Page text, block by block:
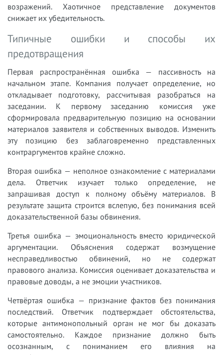
возражений. Хаотичное представление документов
снижает их убедительность.
Типичные ошибки и способы их
предотвращения
Первая распространённая ошибка — пассивность на
начальном этапе. Компания получает определение, но
откладывает подготовку, рассчитывая разобраться на
заседании. К первому заседанию комиссия уже
сформировала предварительную позицию на основании
материалов заявителя и собственных выводов. Изменить
эту позицию без заблаговременно представленных
контраргументов крайне сложно.
Вторая ошибка — неполное ознакомление с материалами
дела. Ответчик изучает только определение, не
запрашивая доступ к полному объёму материалов. В
результате защита строится вслепую, без понимания всей
доказательственной базы обвинения.
Третья ошибка — эмоциональность вместо юридической
аргументации. Объяснения содержат возмущение
несправедливостью обвинений, но не содержат
правового анализа. Комиссия оценивает доказательства и
правовые доводы, а не эмоции участников.
Четвёртая ошибка — признание фактов без понимания
последствий. Ответчик подтверждает обстоятельства,
которые антимонопольный орган не мог бы доказать
самостоятельно. Каждое признание должно быть
осознанным, с пониманием его влияния на